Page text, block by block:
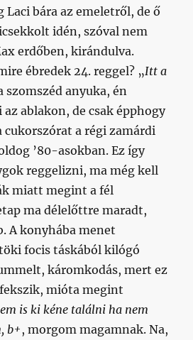
Laci bára az emeletről, de ő
idén, szóval nem
erdőben, kirándulva.
ébredek 24. reggel? „Itt a
szomszéd anyuka, én
ablakon, de csak épphogy
cukorszórat a régi zamárdi
’80-asokban. Ez így
reggelizni, ma még kell
miatt megint a fél
ma délelőttre maradt,
A konyhába menet
focis táskából kilógó
káromkodás, mert ez
mióta megint
is ki kéne találni ha nem
b+, morgom magamnak. Na,